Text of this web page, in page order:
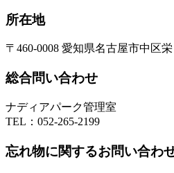
所在地
〒460-0008 愛知県名古屋市中区
総合問い合わせ
ナディアパーク管理室
TEL： 052-265-2199
忘れ物に関するお問い合わ